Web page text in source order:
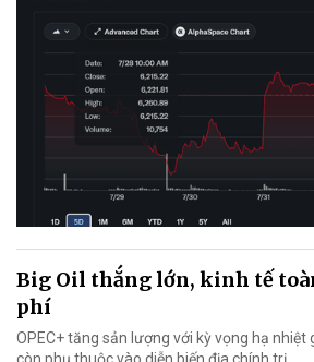
Big Oil thắng lớn, kinh tế
phí
OPEC+ tăng sản lượng với kỳ vọng hạ nhiệt
còn phụ thuộc vào diễn biến địa chính trị.